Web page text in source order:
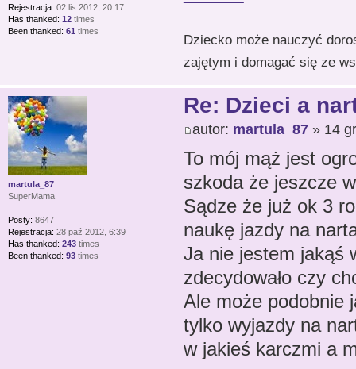
Dziecko może nauczyć
zajętym i domagać się ze
Rejestracja: 02 lis 2012, 20:17
Has thanked: 12 times
Been thanked: 61 times
Re: Dzieci a
autor: martula_87» 14
To mój mąż jest
szkoda że jeszcze
Sądze że już ok 3
naukę jazdy na
Ja nie jestem jakąś
zdecydowało czy
Ale może podobnie
tylko wyjazdy na
w jakieś karczmi a
martula_87
SuperMama
Posty: 8647
Rejestracja: 28 paź 2012, 6:39
Has thanked: 243 times
Been thanked: 93 times